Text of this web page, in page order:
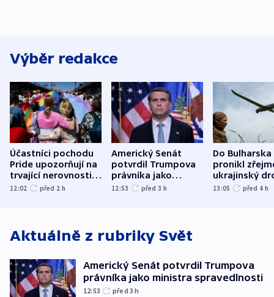
Výběr redakce
Účastníci pochodu
Pride upozorňují na
trvající nerovnosti i
společenskou
12:02 před 2 h
Americký Senát
potvrdil Trumpova
právníka jako
ministra
12:53 před 3 h
Do Bulharska
pronikl
ukrajinský
explodoval
13:05 před 4 h
Aktuálně z rubriky Svět
Americký Senát potvrdil Trumpova
právníka jako ministra spravedlnosti
12:53 před 3h